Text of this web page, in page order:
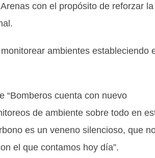
con el propósito de reforzar la
ambientes estableciendo
“Bomberos cuenta con nuevo
de ambiente sobre todo en
es un veneno silencioso, que
el que contamos hoy día”.